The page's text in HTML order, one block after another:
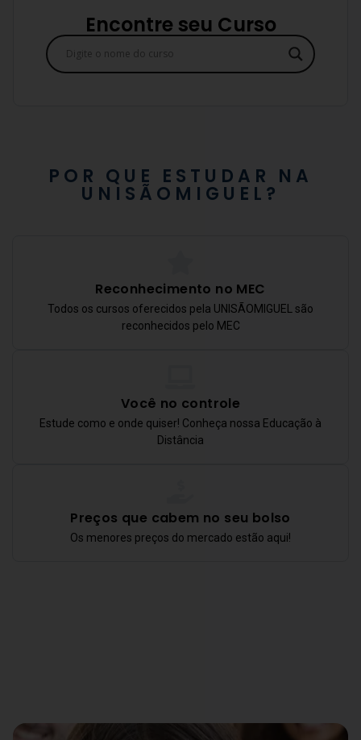
Encontre seu Curso
POR QUE ESTUDAR NA
UNISÃOMIGUEL?
Reconhecimento no MEC
Todos os cursos oferecidos pela UNISÃOMIGUEL são
reconhecidos pelo MEC
Você no controle
Estude como e onde quiser! Conheça nossa Educação à
Distância
Preços que cabem no seu bolso
Os menores preços do mercado estão aqui!